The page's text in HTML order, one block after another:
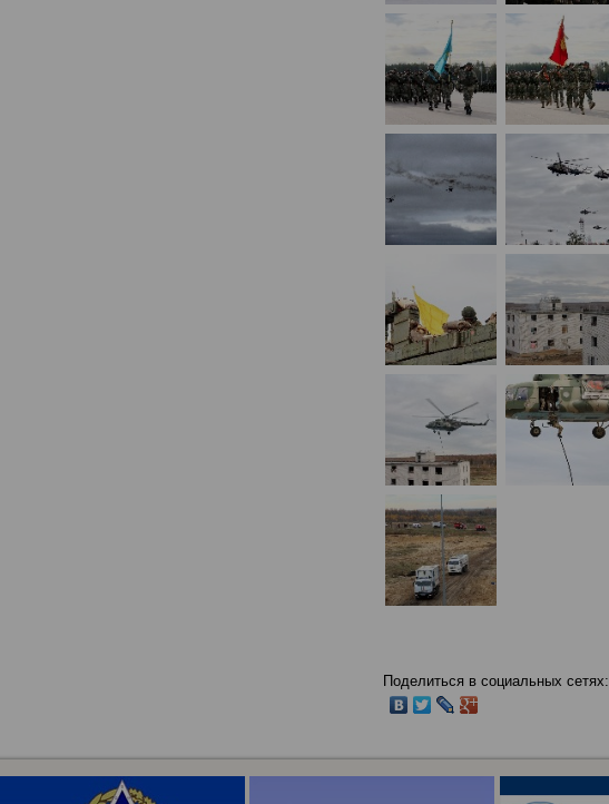
Поделиться в социальных сетях: